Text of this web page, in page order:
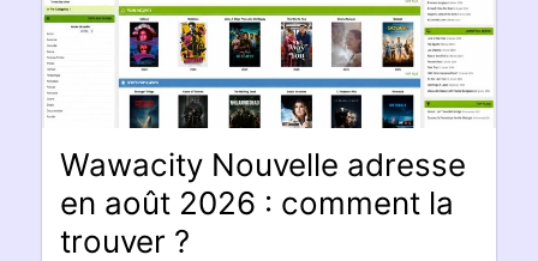
Wawacity Nouvelle adresse
en août 2026 : comment la
trouver ?